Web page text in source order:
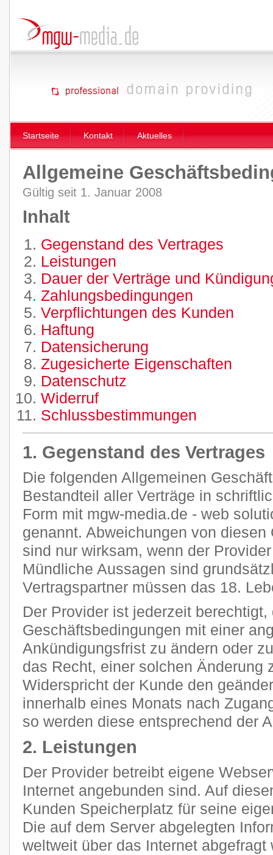
Startseite Kontakt Aktuelles
Allgemeine
Gültig seit 1. Januar 2008
Inhalt
Gegenstand des Vertrages
Leistungen
Dauer der Verträge und
Zahlungsbedingungen
Verpflichtungen des Kunden
Haftung
Datensicherung
Zugesicherte Eigenschaften
Datenschutz
Widerruf
Schlussbestimmungen
1. Gegenstand des Vertrages
Die folgenden Allgemeinen
Bestandteil aller Verträge in
Form mit mgw-media.de - web
genannt. Abweichungen von
sind nur wirksam, wenn der
Mündliche Aussagen sind
Vertragspartner müssen das 18.
Der Provider ist jederzeit
Geschäftsbedingungen mit einer
Ankündigungsfrist zu ändern oder
das Recht, einer solchen Änderung
Widerspricht der Kunde den
innerhalb eines Monats nach
so werden diese entsprechend der
2. Leistungen
Der Provider betreibt eigene
Internet angebunden sind. Auf
Kunden Speicherplatz für seine
Die auf dem Server abgelegten
weltweit über das Internet